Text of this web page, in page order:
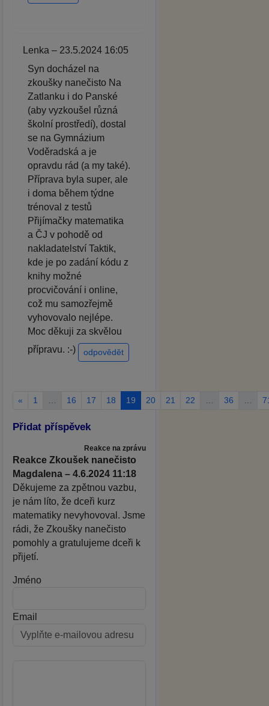
Lenka – 23.5.2024 16:05
Syn docházel na
zkoušky nanečisto Na
Zatlanku i do Panské
(aby vyzkoušel různá
školní prostředí), dostal
se na Gymnázium
Voděradská a je
opravdu rád (a my také).
Příprava byla super, ale
i doma během týdne
trénoval z testů
Přijímačky matematika
a ČJ v pohodě od
nakladatelství Taktik,
kde je po zadání kódu z
knihy možné
procvičování i online,
což mu samozřejmě
vyhovovalo nejlépe.
Moc děkuji za skvělou
přípravu. :-)
odpovědět
« 1 16 17 18 19 20 21 22 36
Přidat příspěvek
Reakce na zprávu
Reakce Zkoušek nanečisto
Magdalena – 4.6.2024 11:18
Děkujeme za zpětnou vazbu,
je nám líto, že dceři kurz
matematiky nevyhovoval. Jsme
rádi, že Zkoušky nanečisto
pomohly a gratulujeme dceři k
přijetí.
Jméno
Email